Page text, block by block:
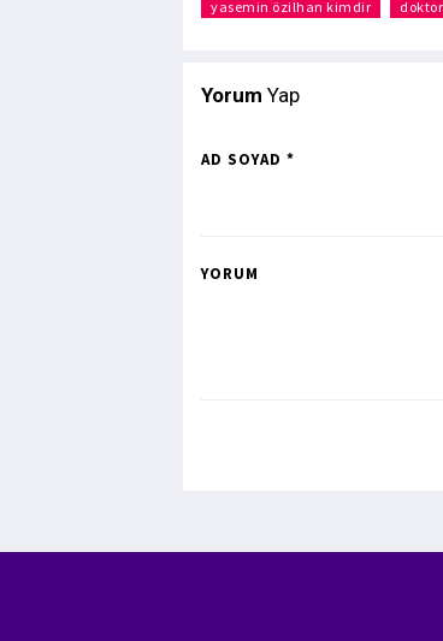
yasemin özilhan kimdir
Yorum Yap
AD SOYAD *
YORUM